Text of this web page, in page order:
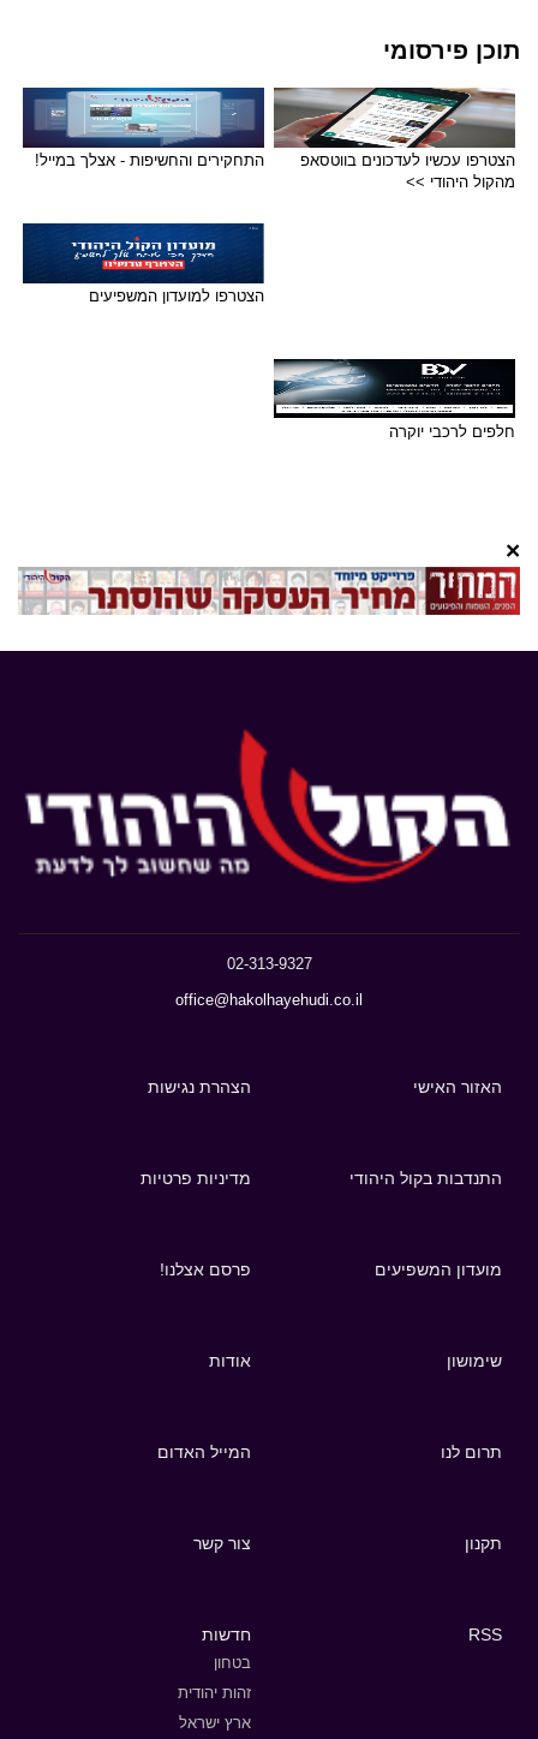
תוכן פירסומי
הצטרפו עכשיו לעדכונים בווטסאפ
מהקול היהודי >>
התחקירים והחשיפות - אצלך במייל!
הצטרפו למועדון המשפיעים
חלפים לרכבי יוקרה
×
02-313-9327
office@hakolhayehudi.co.il
האזור האישי הצהרת נגישות
התנדבות בקול היהודי מדיניות פרטיות
מועדון המשפיעים פרסם אצלנו!
שימושון אודות
תרום לנו המייל האדום
תקנון צור קשר
RSS חדשות
בטחון
זהות יהודית
ארץ ישראל